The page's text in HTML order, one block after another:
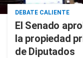
DEBATE CALIENTE
El Senado
la propiedad
de Diputados